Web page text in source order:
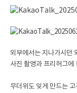
외부에서는 지나가시던
사진 촬영과 프리허그에
무더위도 잊게 만드는